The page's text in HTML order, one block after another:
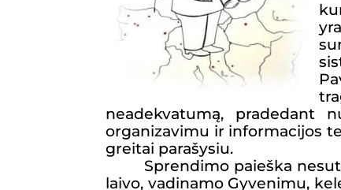
neadekvatumą, pradedant
organizavimu ir informacijos
greitai parašysiu.
Sprendimo paieška
laivo, vadinamo Gyvenimu,